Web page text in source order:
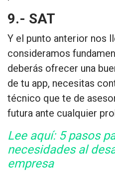
9.- SAT
Y el punto anterior nos
consideramos
deberás ofrecer una
de tu app, necesitas
técnico que te de
futura ante cualquier
Lee aquí: 5 pasos
necesidades al
empresa